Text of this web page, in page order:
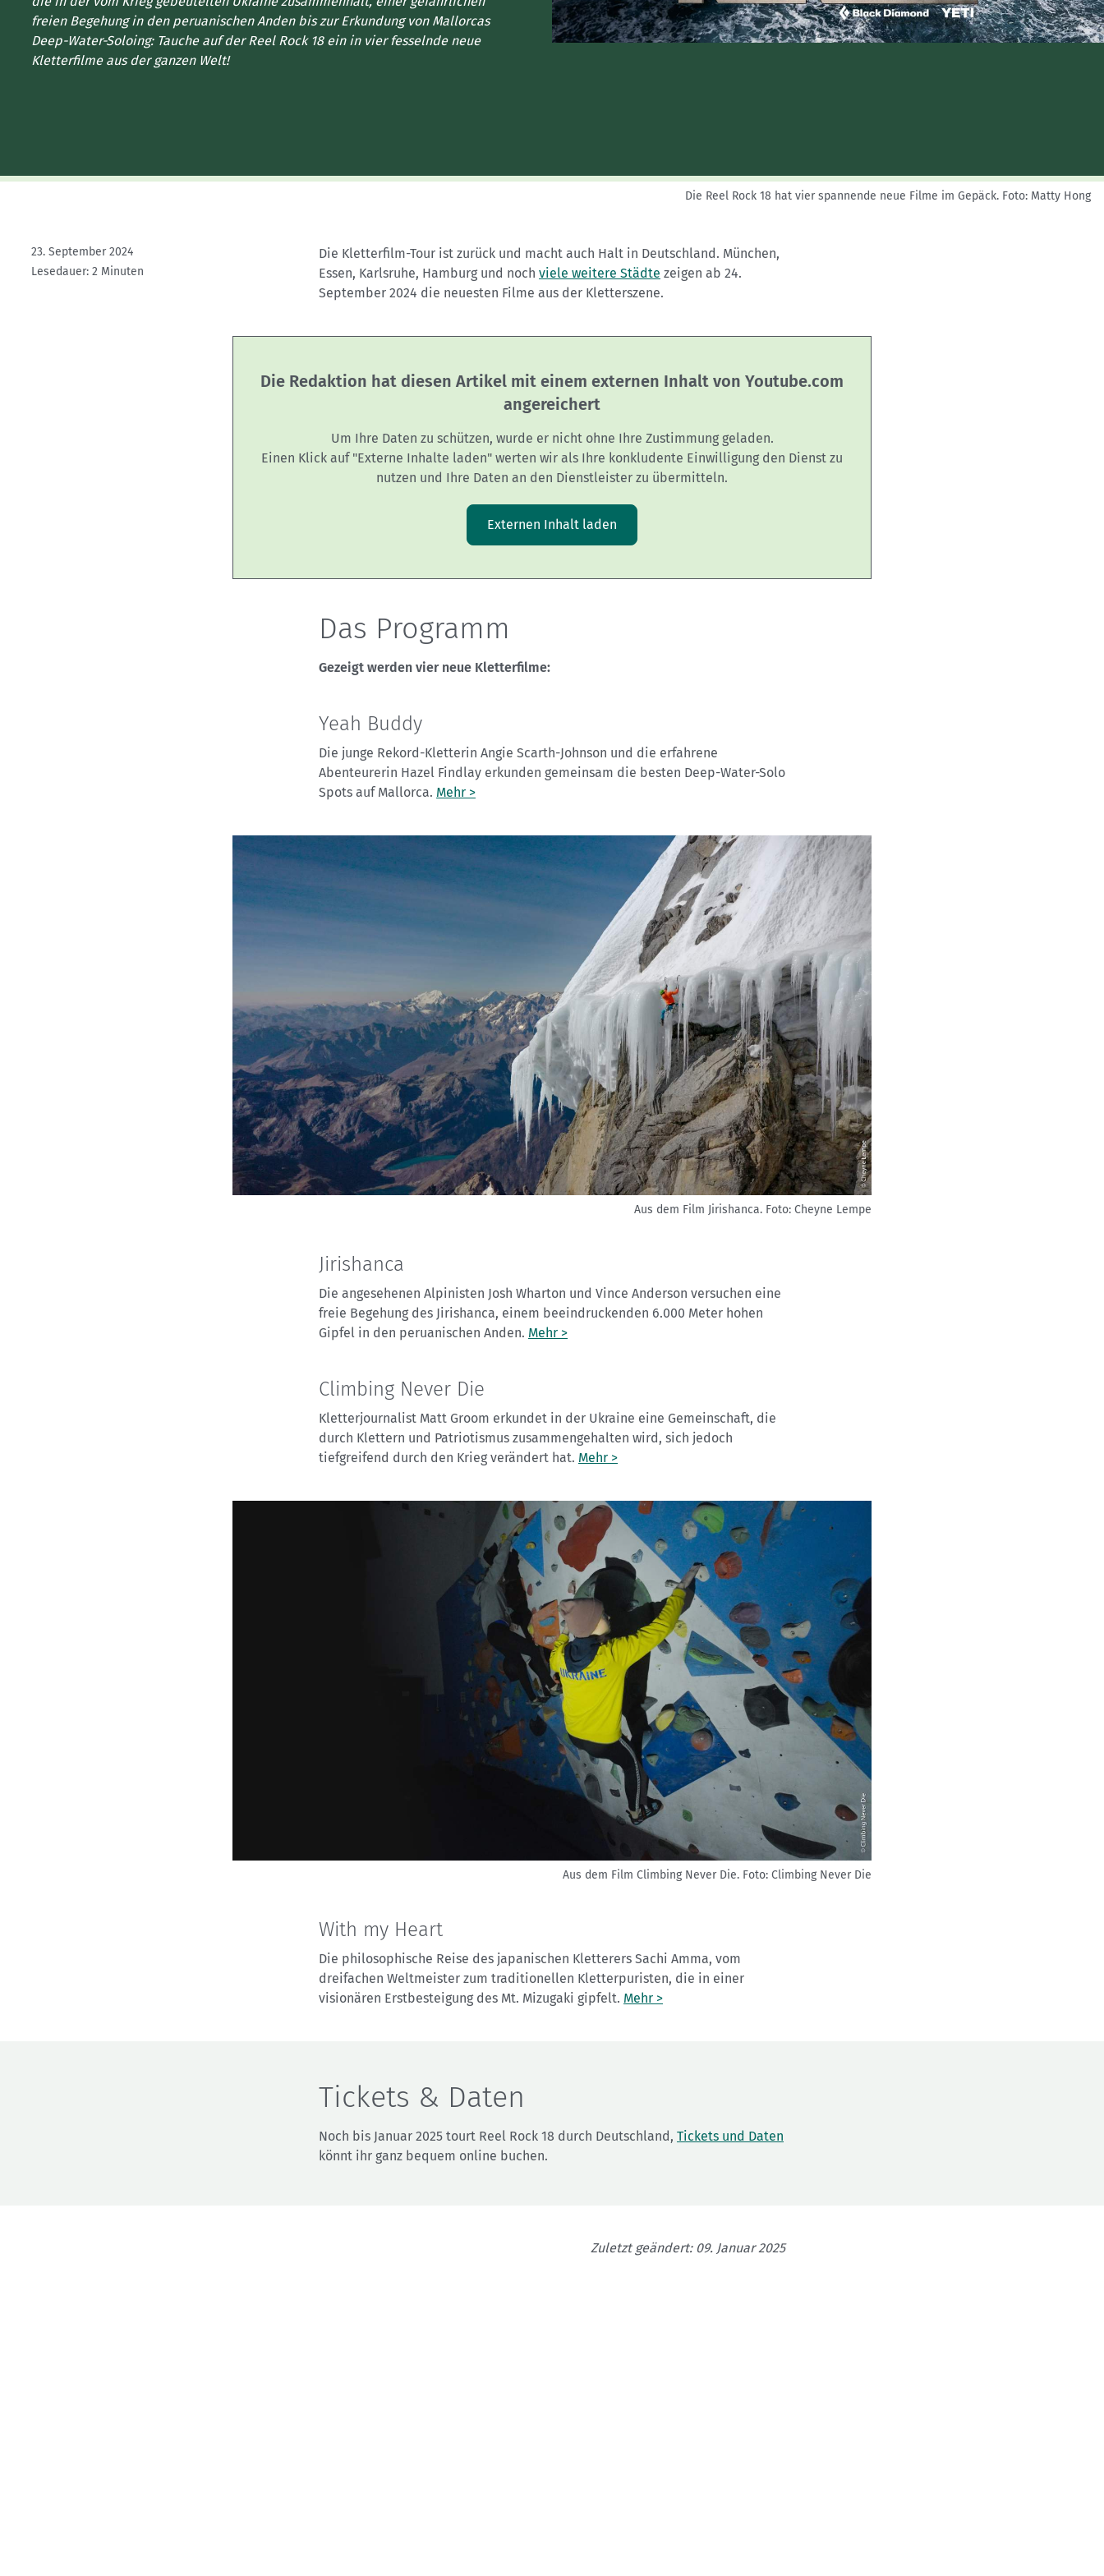
Wandern und Bergsteigen
freien Begehung in den peruanischen Anden bis zur Erkundung von Mallorcas
Deep-Water-Soloing: Tauche auf der Reel Rock 18 ein in vier fesselnde neue
Kletterfilme aus der ganzen Welt!
Die Reel Rock 18 hat vier spannende neue Filme im Gepäck. Foto: Matty Hong
23. September 2024
Lesedauer: 2 Minuten
Die Kletterfilm-Tour ist zurück und macht auch Halt in Deutschland. München,
Essen, Karlsruhe, Hamburg und noch viele weitere Städte zeigen ab 24.
September 2024 die neuesten Filme aus der Kletterszene.
Die Redaktion hat diesen Artikel mit einem externen Inhalt von Youtube.com
angereichert
Um Ihre Daten zu schützen, wurde er nicht ohne Ihre Zustimmung geladen.
Einen Klick auf "Externe Inhalte laden" werten wir als Ihre konkludente Einwilligung den Dienst zu
nutzen und Ihre Daten an den Dienstleister zu übermitteln.
Externen Inhalt laden
Das Programm
Gezeigt werden vier neue Kletterfilme:
Yeah Buddy
Die junge Rekord-Kletterin Angie Scarth-Johnson und die erfahrene
Abenteurerin Hazel Findlay erkunden gemeinsam die besten Deep-Water-Solo
Spots auf Mallorca. Mehr >
Aus dem Film Jirishanca. Foto: Cheyne Lempe
Jirishanca
Die angesehenen Alpinisten Josh Wharton und Vince Anderson versuchen eine
freie Begehung des Jirishanca, einem beeindruckenden 6.000 Meter hohen
Gipfel in den peruanischen Anden. Mehr >
Climbing Never Die
Kletterjournalist Matt Groom erkundet in der Ukraine eine Gemeinschaft, die
durch Klettern und Patriotismus zusammengehalten wird, sich jedoch
tiefgreifend durch den Krieg verändert hat. Mehr >
Aus dem Film Climbing Never Die. Foto: Climbing Never Die
With my Heart
Die philosophische Reise des japanischen Kletterers Sachi Amma, vom
dreifachen Weltmeister zum traditionellen Kletterpuristen, die in einer
visionären Erstbesteigung des Mt. Mizugaki gipfelt. Mehr >
Tickets & Daten
Noch bis Januar 2025 tourt Reel Rock 18 durch Deutschland, Tickets und Daten
könnt ihr ganz bequem online buchen.
Zuletzt geändert: 09. Januar 2025